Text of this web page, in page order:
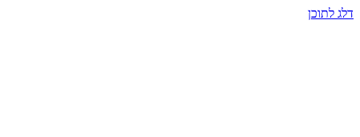
דלג לתוכן